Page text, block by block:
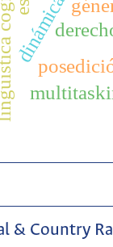
& Country